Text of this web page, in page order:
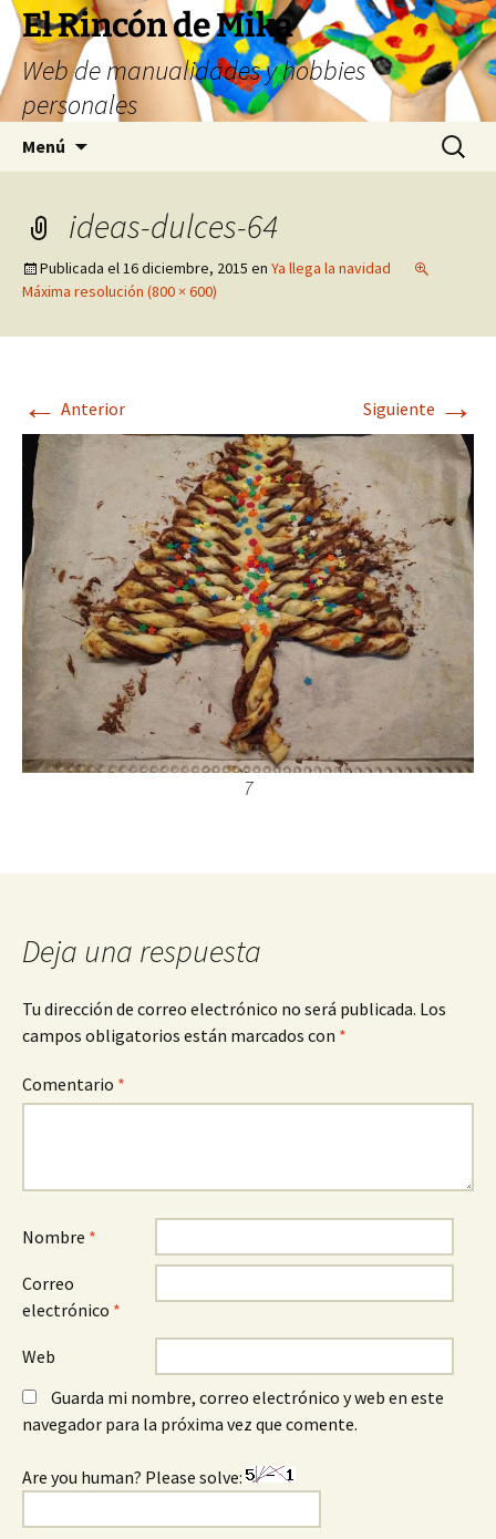
Saltar
contenido
El Rincón de Mika
Web de manualidades y hobbies
personales
Menú Buscar:
ideas-dulces-64
Publicada el16 diciembre, 2015 en Ya llega la navidad
Máxima resolución (800 × 600)
← Anterior Siguiente →
7
Deja una respuesta
Tu dirección de correo electrónico no será publicada. Los
campos obligatorios están marcados con *
Comentario *
Nombre *
Correo
electrónico *
Web
Guarda mi nombre, correo electrónico y web en este
navegador para la próxima vez que comente.
Are you human? Please solve: